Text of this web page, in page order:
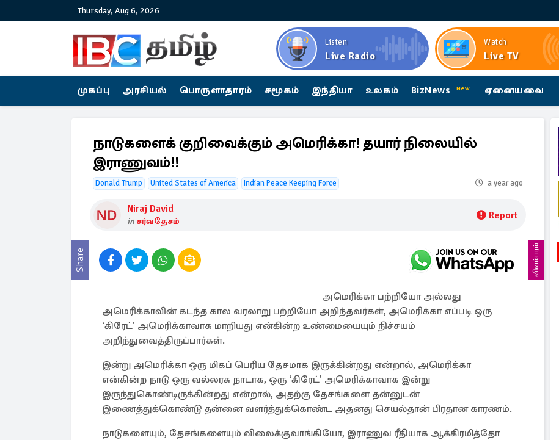
Thursday, Aug 6, 2026
Listen
Live Radio
Watch
Live TV
முகப்பு அரசியல் பொருளாதாரம் சமூகம் இந்தியா உலகம் BizNews New ஏனையவை
நாடுகளைக் குறிவைக்கும் அமெரிக்கா! தயார் நிலையில்
இராணுவம்!!
Donald Trump United States of America Indian Peace Keeping Force a year ago
Niraj David
in சர்வதேசம் Report
Share விளம்பரம்
அமெரிக்கா பற்றியோ அல்லது
அமெரிக்காவின் கடந்த கால வரலாறு பற்றியோ அறிந்தவர்கள், அமெரிக்கா எப்படி ஒரு
‘கிரேட்’ அமெரிக்காவாக மாறியது என்கின்ற உண்மையையும் நிச்சயம்
அறிந்துவைத்திருப்பார்கள்.
இன்று அமெரிக்கா ஒரு மிகப் பெரிய தேசமாக இருக்கின்றது என்றால், அமெரிக்கா
என்கின்ற நாடு ஒரு வல்லரசு நாடாக, ஒரு ‘கிரேட்’ அமெரிக்காவாக இன்று
இருந்துகொண்டிருக்கின்றது என்றால், அதற்கு தேசங்களை தன்னுடன்
இணைத்துக்கொண்டு தன்னை வளர்த்துக்கொண்ட அதனது செயல்தான் பிரதான காரணம்.
நாடுகளையும், தேசங்களையும் விலைக்குவாங்கியோ, இராணுவ ரீதியாக ஆக்கிரமித்தோ